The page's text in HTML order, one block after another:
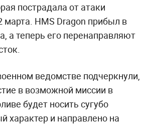
пострадала от атаки
марта. HMS Dragon прибыл в
а теперь его перенаправляют
ведомстве подчеркнули,
в возможной миссии в
будет носить сугубо
характер и направлено на